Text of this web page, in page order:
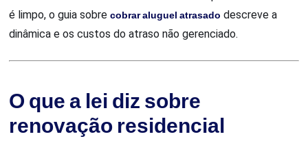
é limpo, o guia sobrecobrar aluguel atrasado descreve a
dinâmica e os custos do atraso não gerenciado.
O que a lei diz sobre
renovação residencial